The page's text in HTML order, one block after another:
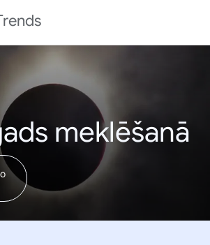
meklēšanā